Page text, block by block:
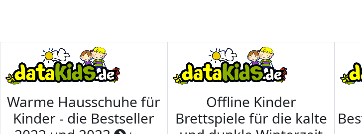
Warme Hausschuhe für
Kinder - die Bestseller
Offline Kinder
Brettspiele für die kalte